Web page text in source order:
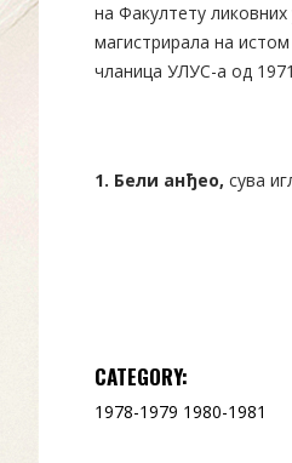
на Факултету
магистрирала на
чланица УЛУС-а од
1. Бели анђео, сува
CATEGORY:
1978-1979 1980-1981